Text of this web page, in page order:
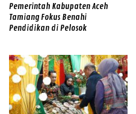
Pemerintah Kabupaten Aceh
Tamiang Fokus Benahi
Pendidikan di Pelosok